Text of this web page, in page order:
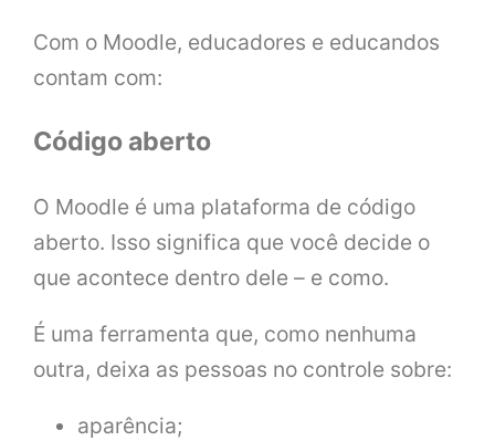
Com o Moodle, educadores e educandos
contam com:
Código aberto
O Moodle é uma plataforma de código
aberto. Isso significa que você decide o
que acontece dentro dele – e como.
É uma ferramenta que, como nenhuma
outra, deixa as pessoas no controle sobre:
aparência;